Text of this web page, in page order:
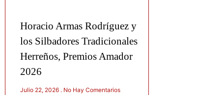
Horacio Armas Rodríguez y
los Silbadores Tradicionales
Herreños, Premios Amador
2026
Julio 22, 2026 No Hay Comentarios